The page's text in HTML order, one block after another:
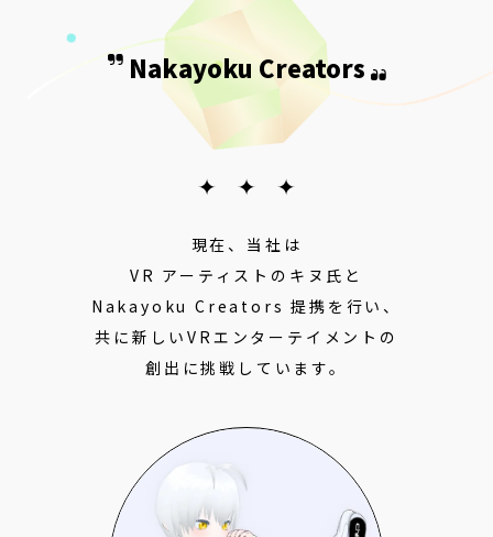
Nakayoku Creators
現在、当社は
VR アーティストのキヌ氏と
Nakayoku Creators 提携を行い、
共に新しいVRエンターテイメントの
創出に挑戦しています。